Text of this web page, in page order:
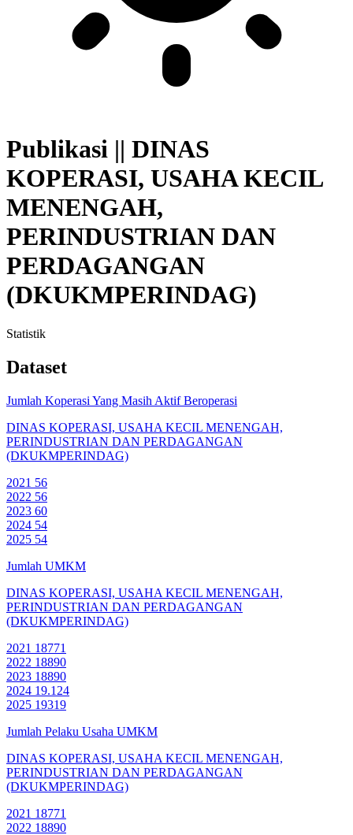
Publikasi || DINAS
KOPERASI, USAHA KECIL
MENENGAH,
PERINDUSTRIAN DAN
PERDAGANGAN
(DKUKMPERINDAG)
Statistik
Dataset
Jumlah Koperasi Yang Masih Aktif Beroperasi
DINAS KOPERASI, USAHA KECIL MENENGAH,
PERINDUSTRIAN DAN PERDAGANGAN
(DKUKMPERINDAG)
2021 56
2022 56
2023 60
2024 54
2025 54
Jumlah UMKM
DINAS KOPERASI, USAHA KECIL MENENGAH,
PERINDUSTRIAN DAN PERDAGANGAN
(DKUKMPERINDAG)
2021 18771
2022 18890
2023 18890
2024 19.124
2025 19319
Jumlah Pelaku Usaha UMKM
DINAS KOPERASI, USAHA KECIL MENENGAH,
PERINDUSTRIAN DAN PERDAGANGAN
(DKUKMPERINDAG)
2021 18771
2022 18890